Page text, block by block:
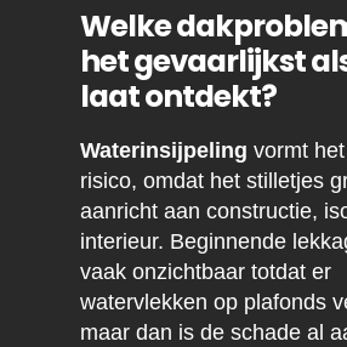
Welke
het gevaarlijkst
laat ontdekt?
Waterinsijpeling vormt
risico, omdat het stilletjes
aanricht aan constructie,
interieur. Beginnende
vaak onzichtbaar totdat er
watervlekken op plafonds
maar dan is de schade al